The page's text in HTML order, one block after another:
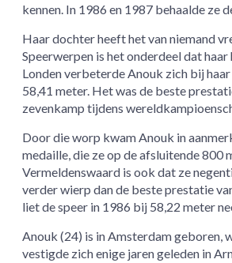
kennen. In 1986 en 1987 behaalde ze
Haar dochter heeft het van niemand
Speerwerpen is het onderdeel dat
Londen verbeterde Anouk zich bij
58,41 meter. Het was de beste
zevenkamp tijdens
Door die worp kwam Anouk in
medaille, die ze op de afsluitende 800
Vermeldenswaard is ook dat ze
verder wierp dan de beste prestatie
liet de speer in 1986 bij 58,22 meter
Anouk (24) is in Amsterdam geboren,
vestigde zich enige jaren geleden in